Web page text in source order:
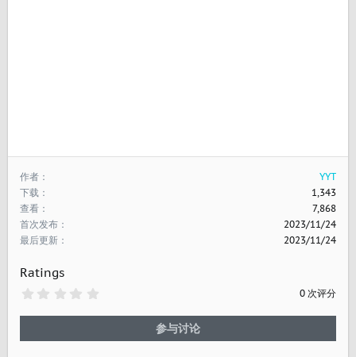
作者
YYT
下载
1,343
查看
7,868
首次发布
2023/11/24
最后更新
2023/11/24
Ratings
0
0 次评分
参与讨论